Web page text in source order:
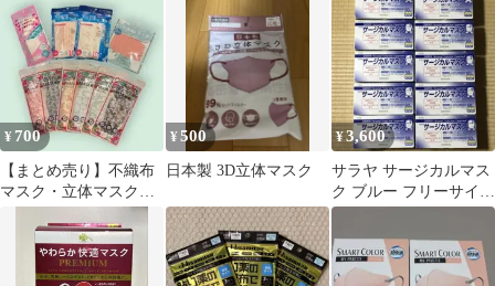
¥ 700
【まとめ売り】不織布
マスク・立体マスク・
レースマスク 各種10セ
¥500
日本製 3D立体マスク
¥3,600
サラヤ サージカルマス
ク ブルー フリーサイズ
50枚 レベル2